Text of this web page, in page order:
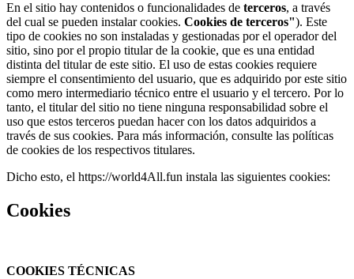
En el sitio hay contenidos o funcionalidades de terceros, a través
del cual se pueden instalar cookies. Cookies de terceros"). Este
tipo de cookies no son instaladas y gestionadas por el operador del
sitio, sino por el propio titular de la cookie, que es una entidad
distinta del titular de este sitio. El uso de estas cookies requiere
siempre el consentimiento del usuario, que es adquirido por este sitio
como mero intermediario técnico entre el usuario y el tercero. Por lo
tanto, el titular del sitio no tiene ninguna responsabilidad sobre el
uso que estos terceros puedan hacer con los datos adquiridos a
través de sus cookies. Para más información, consulte las políticas
de cookies de los respectivos titulares.
Dicho esto, el https://world4All.fun instala las siguientes cookies:
Cookies
COOKIES TÉCNICAS